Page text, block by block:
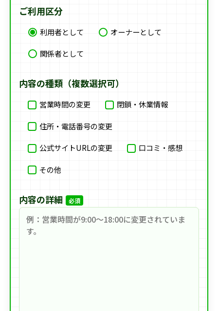
ご利用区分
利用者として
オーナーとして
関係者として
内容の種類（複数選択可）
営業時間の変更 閉鎖・休業情報
住所・電話番号の変更
公式サイトURLの変更 口コミ・感想
その他
内容の詳細 必須